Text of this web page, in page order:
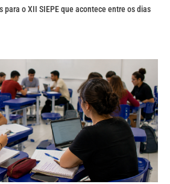
para o XII SIEPE que acontece entre os dias